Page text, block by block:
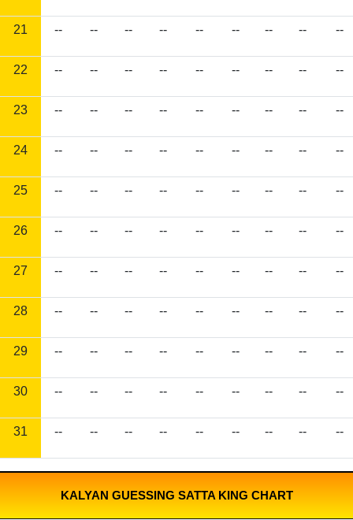
21 -- -- -- -- -- -- -- -- --
22 -- -- -- -- -- -- -- -- --
23 -- -- -- -- -- -- -- -- --
24 -- -- -- -- -- -- -- -- --
25 -- -- -- -- -- -- -- -- --
26 -- -- -- -- -- -- -- -- --
27 -- -- -- -- -- -- -- -- --
28 -- -- -- -- -- -- -- -- --
29 -- -- -- -- -- -- -- -- --
30 -- -- -- -- -- -- -- -- --
31 -- -- -- -- -- -- -- -- --
KALYAN GUESSING SATTA KING CHART